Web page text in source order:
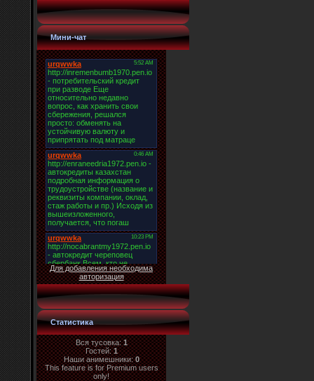
Мини-чат
Для добавления необходима
авторизация
Статистика
Вся тусовка:1
Гостей:1
Наши анимешники:0
This feature is for Premium users
only!